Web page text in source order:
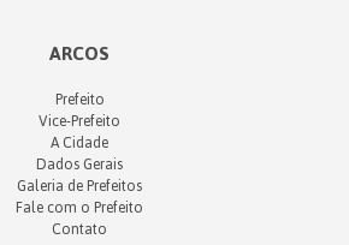
ARCOS
Prefeito
Vice-Prefeito
A Cidade
Dados Gerais
Galeria de Prefeitos
Fale com o Prefeito
Contato